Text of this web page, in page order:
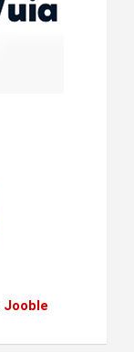
Jooble